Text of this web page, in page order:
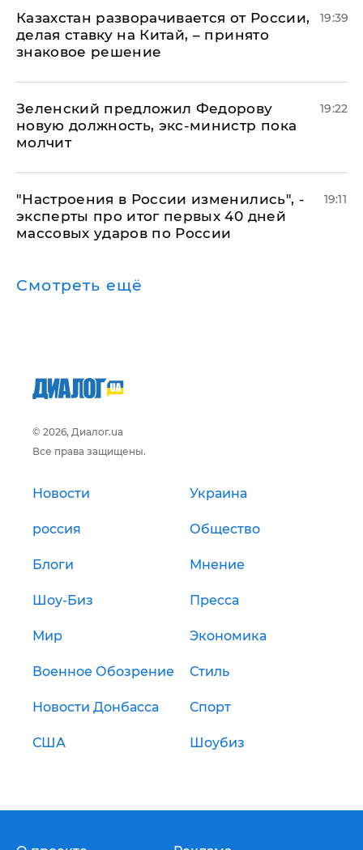
Казахстан разворачивается от России,
делая ставку на Китай, – принято
знаковое решение
19:39
Зеленский предложил Федорову
новую должность, экс-министр пока
молчит
19:22
"Настроения в России изменились", -
эксперты про итог первых 40 дней
массовых ударов по России
19:11
Смотреть ещё
© 2026, Диалог.ua
Все права защищены.
Новости Украина
россия Общество
Блоги Мнение
Шоу-Биз Пресса
Мир Экономика
Военное Обозрение Стиль
Новости Донбасса Спорт
США Шоубиз